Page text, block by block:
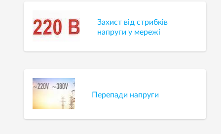
Захист від стрибків
напруги у мережі
Перепади напруги